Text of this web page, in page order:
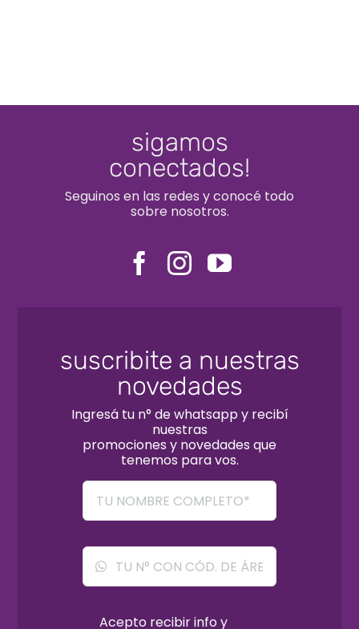
sigamos
conectados!
Seguinos en las redes y conocé todo
sobre nosotros.
suscribite a nuestras
novedades
Ingresá tu n° de whatsapp y recibí
nuestras
promociones y novedades que
tenemos para vos.
Acepto recibir info y